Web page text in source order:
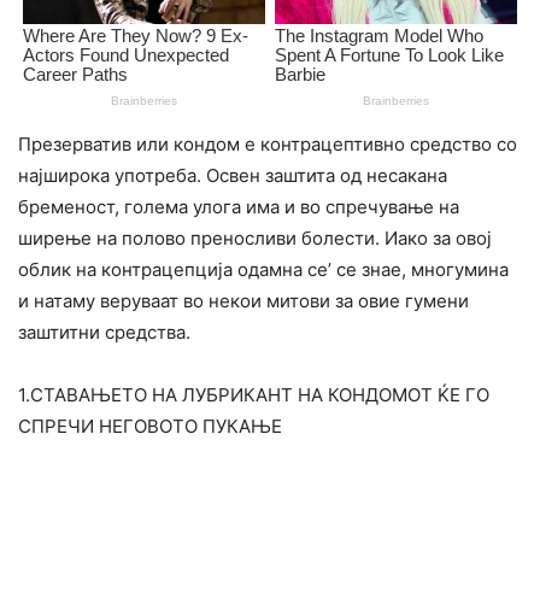
Презерватив или кондом е контрацептивно средство со
најширока употреба. Освен заштита од несакана
бременост, голема улога има и во спречување на
ширење на полово преносливи болести. Иако за овој
облик на контрацепција одамна се’ се знае, многумина
и натаму веруваат во некои митови за овие гумени
заштитни средства.
1.СТАВАЊЕТО НА ЛУБРИКАНТ НА КОНДОМОТ ЌЕ ГО
СПРЕЧИ НЕГОВОТО ПУКАЊЕ